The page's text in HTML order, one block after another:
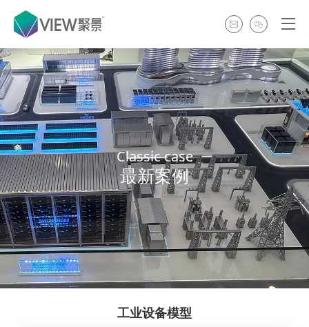
Classic case
最新案例
工业设备模型